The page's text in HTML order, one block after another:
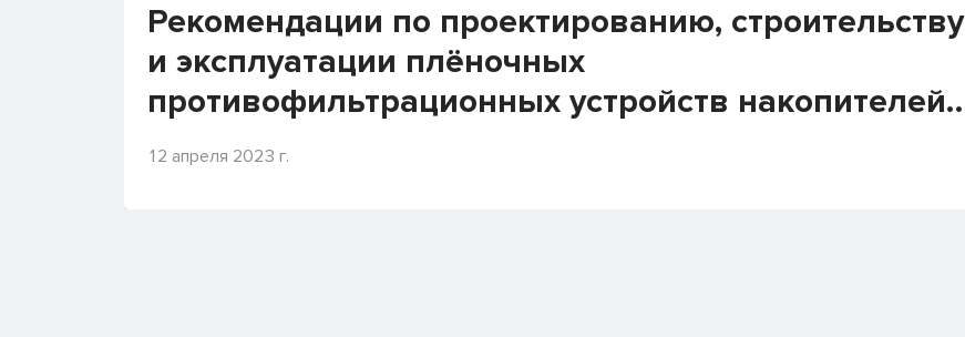
Рекомендации по проектированию, строительству
и эксплуатации плёночных
противофильтрационных устройств накопителей
сточных вод промышленных предприятий
12 апреля 2023 г.